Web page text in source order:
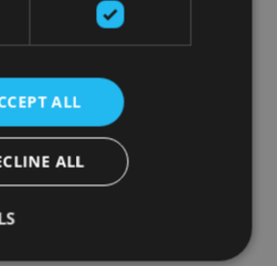
ALL
ALL